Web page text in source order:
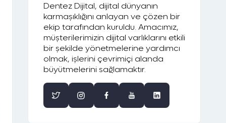
Dentez Dijital, dijital dünyanın
karmaşıklığını anlayan ve çözen bir
ekip tarafından kuruldu. Amacımız,
müşterilerimizin dijital varlıklarını etkili
bir şekilde yönetmelerine yardımcı
olmak, işlerini çevrimiçi alanda
büyütmelerini sağlamaktır.